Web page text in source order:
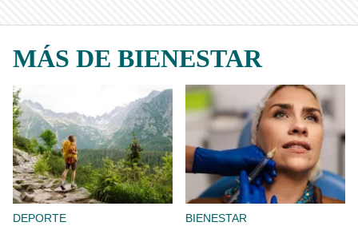
MÁS DE BIENESTAR
DEPORTE BIENESTAR